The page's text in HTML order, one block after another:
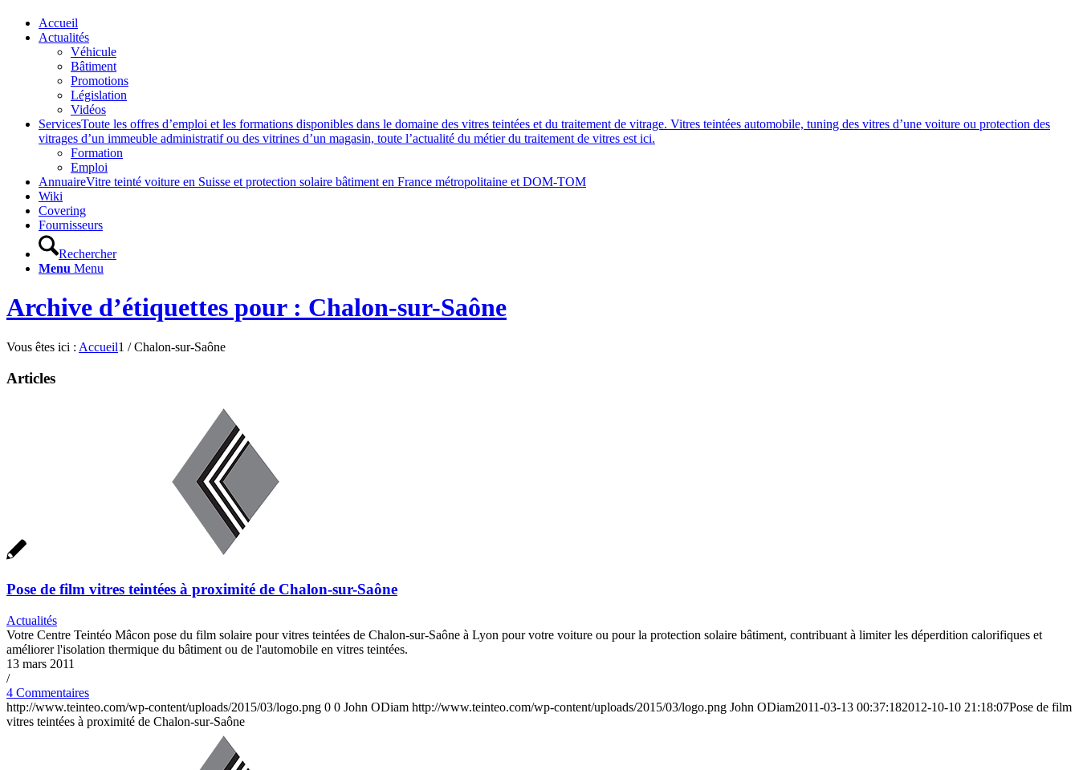
Accueil
Actualités
Véhicule
Bâtiment
Promotions
Législation
Vidéos
ServicesToute les offres d’emploi et les formations disponibles dans le domaine des vitres teintées et du traitement de vitrage. Vitres teintées automobile, tuning des vitres d’une voiture ou protection des
vitrages d’un immeuble administratif ou des vitrines d’un magasin, toute l’actualité du métier du traitement de vitres est ici.
Formation
Emploi
AnnuaireVitre teinté voiture en Suisse et protection solaire bâtiment en France métropolitaine et DOM-TOM
Wiki
Covering
Fournisseurs
Rechercher
Menu Menu
Archive d’étiquettes pour : Chalon-sur-Saône
Vous êtes ici : Accueil1 / Chalon-sur-Saône
Articles
Pose de film vitres teintées à proximité de Chalon-sur-Saône
Actualités
Votre Centre Teintéo Mâcon pose du film solaire pour vitres teintées de Chalon-sur-Saône à Lyon pour votre voiture ou pour la protection solaire bâtiment, contribuant à limiter les déperdition calorifiques et
améliorer l'isolation thermique du bâtiment ou de l'automobile en vitres teintées.
13 mars 2011
/
4 Commentaires
http://www.teinteo.com/wp-content/uploads/2015/03/logo.png 0 0 John ODiam http://www.teinteo.com/wp-content/uploads/2015/03/logo.png John ODiam2011-03-13 00:37:182012-10-10 21:18:07Pose de film
vitres teintées à proximité de Chalon-sur-Saône